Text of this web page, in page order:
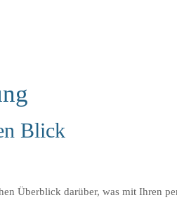
Blick
Überblick darüber, was mit Ihren